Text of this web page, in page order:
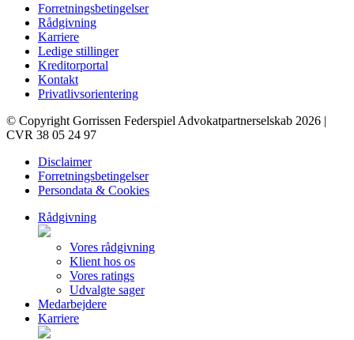
Forretningsbetingelser
Rådgivning
Karriere
Ledige stillinger
Kreditorportal
Kontakt
Privatlivsorientering
© Copyright Gorrissen Federspiel Advokatpartnerselskab 2026 |
CVR 38 05 24 97
Disclaimer
Forretningsbetingelser
Persondata & Cookies
Rådgivning
Vores rådgivning
Klient hos os
Vores ratings
Udvalgte sager
Medarbejdere
Karriere